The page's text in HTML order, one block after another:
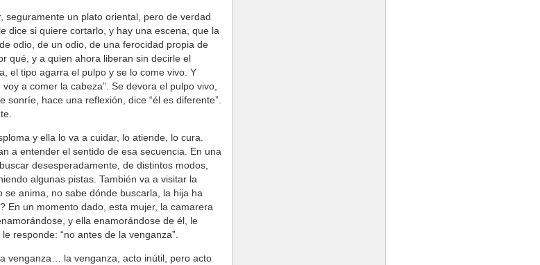
seguramente un plato oriental, pero de verdad
dice si quiere cortarlo, y hay una escena, que la
odio, de un odio, de una ferocidad propia de
qué, y a quien ahora liberan sin decirle el
el tipo agarra el pulpo y se lo come vivo. Y
a comer la cabeza”. Se devora el pulpo vivo,
hace una reflexión, dice “él es diferente”.
y ella lo va a cuidar, lo atiende, lo cura.
a entender el sentido de esa secuencia. En una
desesperadamente, de distintos modos,
algunas pistas. También va a visitar la
anima, no sabe dónde buscarla, la hija ha
En un momento dado, esta mujer, la camarera
y ella enamorándose de él, le
responde: “no antes de la venganza”.
venganza… la venganza, acto inútil, pero acto